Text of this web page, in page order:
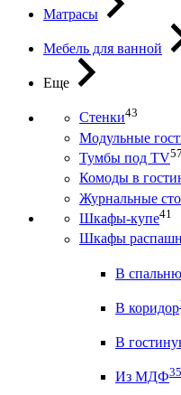
Матрасы
Мебель для ванной
Еще
Стенки43
Модульные
Тумбы под ТV57
Комоды в
Журнальные
Шкафы-купе41
Шкафы
В спальню
В коридор
В
Из МДФ35